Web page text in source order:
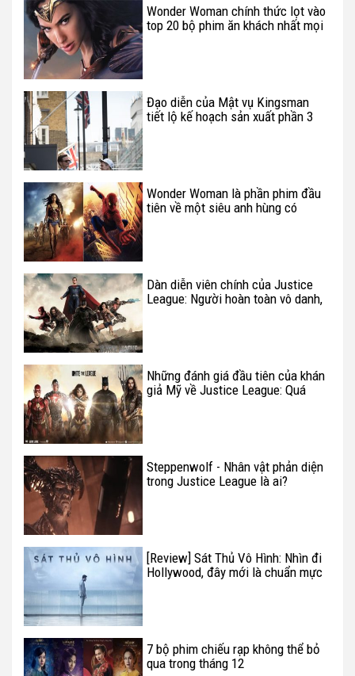
Wonder Woman chính thức lọt vào
top 20 bộ phim ăn khách nhất mọi
Đạo diễn của Mật vụ Kingsman
tiết lộ kế hoạch sản xuất phần 3
Wonder Woman là phần phim đầu
tiên về một siêu anh hùng có
Dàn diễn viên chính của Justice
League: Người hoàn toàn vô danh,
Những đánh giá đầu tiên của khán
giả Mỹ về Justice League: Quá
Steppenwolf - Nhân vật phản diện
trong Justice League là ai?
[Review] Sát Thủ Vô Hình: Nhìn đi
Hollywood, đây mới là chuẩn mực
7 bộ phim chiếu rạp không thể bỏ
qua trong tháng 12